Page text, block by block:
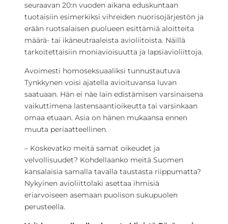
seuraavan 20:n vuoden aikana eduskuntaan
tuotaisiin esimerkiksi vihreiden nuorisojärjestön ja
erään ruotsalaisen puolueen esittämiä aloitteita
määrä- tai ikäneutraaleista avioliitoista. Näillä
tarkoitettaisiin moniavioisuutta ja lapsiavioliittoja.
Avoimesti homoseksuaaliksi tunnustautuva
Tynkkynen voisi ajatella avioituvansa luvan
saatuaan. Hän ei näe lain edistämisen varsinaisena
vaikuttimena lastensaantioikeutta tai varsinkaan
omaa etuaan. Asia on hänen mukaansa ennen
muuta periaatteellinen.
– Koskevatko meitä samat oikeudet ja
velvollisuudet? Kohdellaanko meitä Suomen
kansalaisia samalla tavalla taustasta riippumatta?
Nykyinen avioliittolaki asettaa ihmisiä
eriarvoiseen asemaan puolison sukupuolen
perusteella.